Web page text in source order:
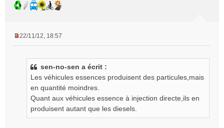
22/11/12, 18:57
sen-no-sen a écrit :
Les véhicules essences produisent des particules,mais
en quantité moindres.
Quant aux véhicules essence à injection directe,ils en
produisent autant que les diesels.